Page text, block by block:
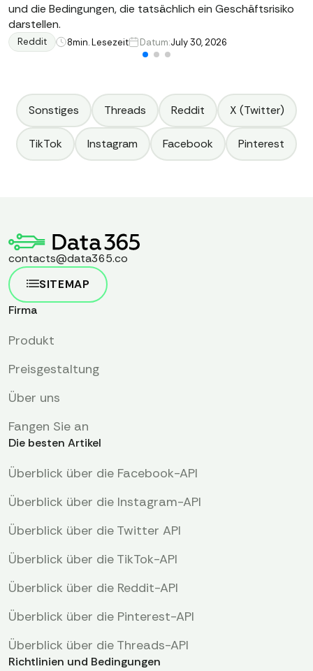
und die Bedingungen, die tatsächlich ein Geschäftsrisiko
darstellen.
Reddit 8min. Lesezeit Datum:July 30, 2026
Sonstiges Threads Reddit X (Twitter)
TikTok Instagram Facebook Pinterest
contacts@data365.co
SITEMAP
Firma
Produkt
Preisgestaltung
Über uns
Fangen Sie an
Die besten Artikel
Überblick über die Facebook-API
Überblick über die Instagram-API
Überblick über die Twitter API
Überblick über die TikTok-API
Überblick über die Reddit-API
Überblick über die Pinterest-API
Überblick über die Threads-API
Richtlinien und Bedingungen